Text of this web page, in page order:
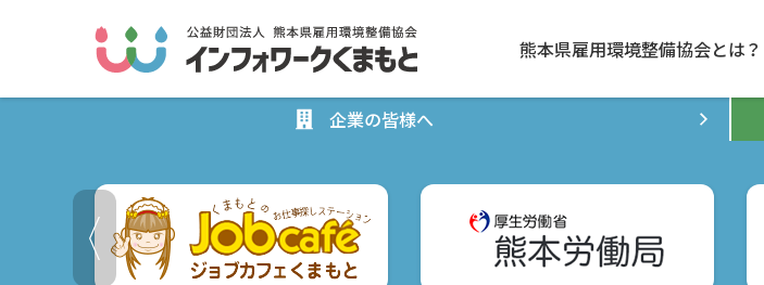
熊本県雇用環境整備協会とは？
企業の皆様へ